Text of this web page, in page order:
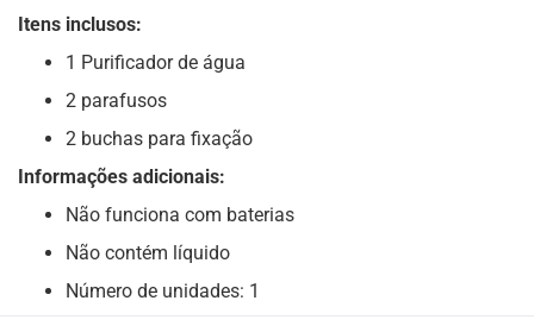
Itens inclusos:
1 Purificador de água
2 parafusos
2 buchas para fixação
Informações adicionais:
Não funciona com baterias
Não contém líquido
Número de unidades: 1